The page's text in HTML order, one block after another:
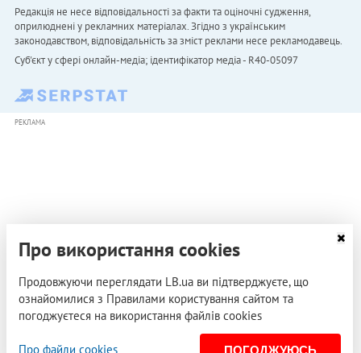
Редакція не несе відповідальності за факти та оціночні судження,
оприлюднені у рекламних матеріалах. Згідно з українським
законодавством, відповідальність за зміст реклами несе рекламодавець.
Cуб'єкт у сфері онлайн-медіа; ідентифікатор медіа - R40-05097
РЕКЛАМА
Про використання cookies
Продовжуючи переглядати LB.ua ви підтверджуєте, що
ознайомилися з Правилами користування сайтом та
погоджуєтеся на використання файлів cookies
Про файли cookies ПОГОДЖУЮСЬ